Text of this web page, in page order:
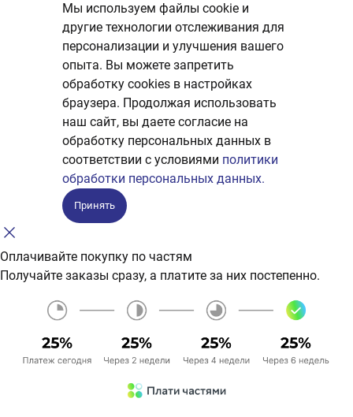
Мы используем файлы cookie и
другие технологии отслеживания для
персонализации и улучшения вашего
опыта. Вы можете запретить
обработку сookies в настройках
браузера. Продолжая использовать
наш сайт, вы даете согласие на
обработку персональных данных в
соответствии с условиями политики
обработки персональных данных.
Принять
Оплачивайте покупку по частям
Получайте заказы сразу, а платите за них постепенно.